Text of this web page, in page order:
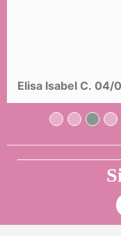
Elisa Isabel C. 04/